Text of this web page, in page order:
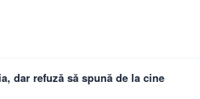
dar refuză să spună de la cine